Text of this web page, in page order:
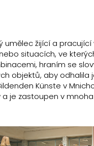
umělec žijící a
situacích, ve
hraním se
objektů, aby
Künste v
je zastoupen v